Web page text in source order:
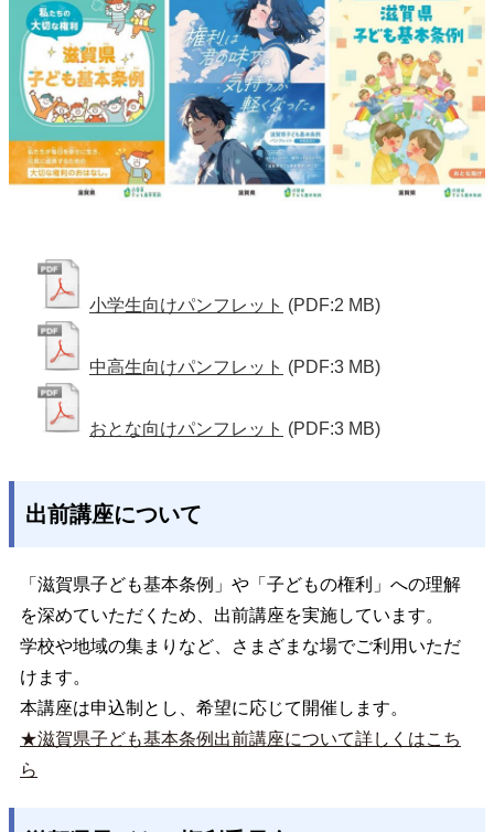
小学生向けパンフレット (PDF:2 MB)
中高生向けパンフレット (PDF:3 MB)
おとな向けパンフレット (PDF:3 MB)
出前講座について
「滋賀県子ども基本条例」や「子どもの権利」への理解
を深めていただくため、出前講座を実施しています。
学校や地域の集まりなど、さまざまな場でご利用いただ
けます。
本講座は申込制とし、希望に応じて開催します。
★滋賀県子ども基本条例出前講座について詳しくはこち
ら